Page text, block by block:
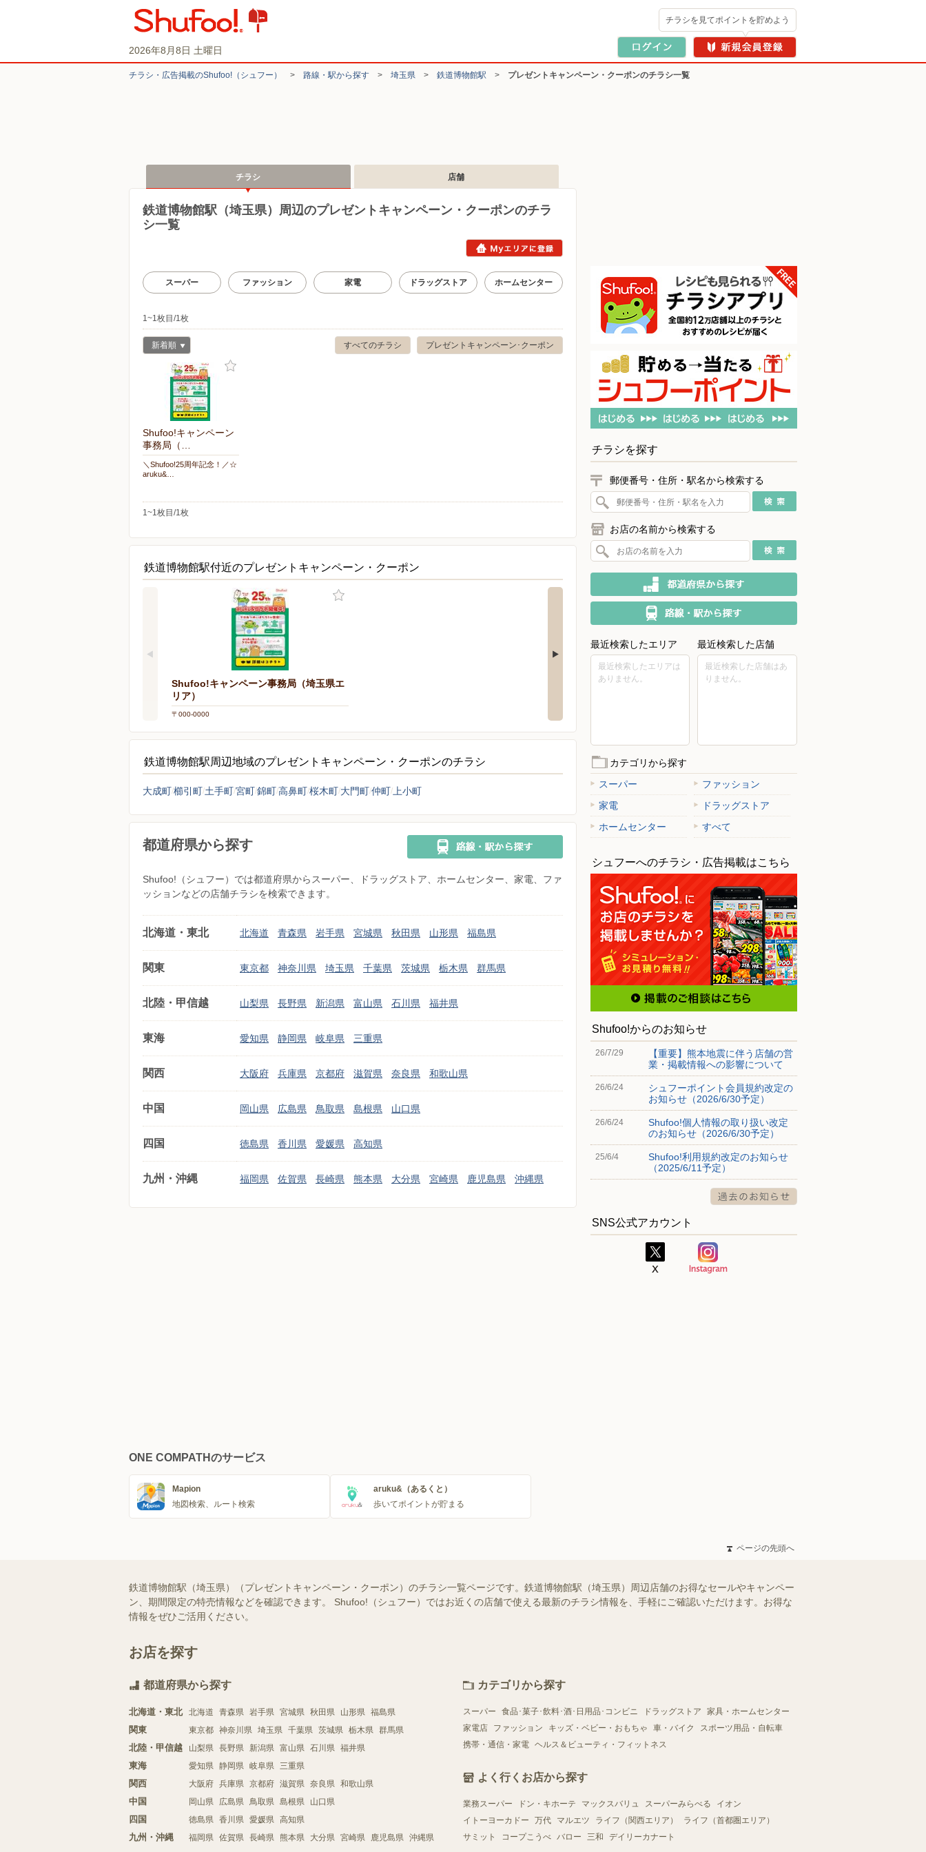
2026年8月8日 土曜日
チラシを見てポイントを貯めよう
チラシ・​広告掲載の​Shufoo!​（シュフー） > 路線・駅から探す > 埼玉県 > 鉄道博物館駅 > プレゼントキャンペーン・クーポンのチラシ一覧
チラシ 店舗
鉄道博物館駅（埼玉県）周辺のプレゼントキャンペーン・クーポンのチラ
シ一覧
スーパー ファッション 家電 ドラッグストア ホームセンター
1~1枚目/1枚
プレゼントキャンペーン･クーポン
すべてのチラシ
新着順
Shufoo!キャンペーン
事務局（…
＼Shufoo!25周年記念！／☆
aruku&…
1~1枚目/1枚
鉄道博物館駅付近のプレゼントキャンペーン・クーポン
Shufoo!キャンペーン事務局（埼玉県エ
リア）
〒000-0000
鉄道博物館駅周辺地域のプレゼントキャンペーン・クーポンのチラシ
大成町櫛引町 土手町宮町錦町高鼻町桜木町 大門町仲町 上小町
都道府県から探す
Shufoo!（シュフー）では都道府県からスーパー、ドラッグストア、ホームセンター、家電、ファ
ッションなどの店舗チラシを検索できます。
北海道・東北 北海道 青森県 岩手県 宮城県 秋田県 山形県 福島県
関東 東京都 神奈川県 埼玉県 千葉県 茨城県 栃木県 群馬県
北陸・甲信越 山梨県 長野県 新潟県 富山県 石川県 福井県
東海 愛知県 静岡県 岐阜県 三重県
関西 大阪府 兵庫県 京都府 滋賀県 奈良県 和歌山県
中国 岡山県 広島県 鳥取県 島根県 山口県
四国 徳島県 香川県 愛媛県 高知県
九州・沖縄 福岡県 佐賀県 長崎県 熊本県 大分県 宮崎県 鹿児島県 沖縄県
チラシを探す
郵便番号・住所・駅名から検索する
お店の名前から検索する
最近検索したエリア
最近検索したエリアは
ありません。
最近検索した店舗
最近検索した店舗はあ
りません。
カテゴリから探す
スーパー
ファッション
家電
ドラッグストア
ホームセンター
すべて
シュフーへのチラシ・広告掲載はこちら
Shufoo!からのお知らせ
26/7/29
【重要】熊本地震に伴う店舗の営
業・掲載情報への影響について
26/6/24
シュフーポイント会員規約改定の
お知らせ（2026/6/30予定）
26/6/24
Shufoo!個人情報の取り扱い改定
のお知らせ（2026/6/30予定）
25/6/4
Shufoo!利用規約改定のお知らせ
（2025/6/11予定）
SNS公式アカウント
ONE COMPATHのサービス
Mapion
地図検索、ルート検索
aruku&（あるくと）
歩いてポイントが貯まる
ページの先頭へ
鉄道博物館駅（埼玉県）（プレゼントキャンペーン・クーポン）のチラシ一覧ページです。鉄道博物館駅（埼玉県）周辺店舗のお得なセールやキャンペー
ン、期間限定の特売情報などを確認できます。 Shufoo!（シュフー）ではお近くの店舗で使える最新のチラシ情報を、手軽にご確認いただけます。お得な
情報をぜひご活用ください。
お店を探す
都道府県から探す
北海道・東北 北海道 青森県 岩手県 宮城県 秋田県 山形県 福島県
関東 東京都 神奈川県 埼玉県 千葉県 茨城県 栃木県 群馬県
北陸・甲信越 山梨県 長野県 新潟県 富山県 石川県 福井県
東海 愛知県 静岡県 岐阜県 三重県
関西 大阪府 兵庫県 京都府 滋賀県 奈良県 和歌山県
中国 岡山県 広島県 鳥取県 島根県 山口県
四国 徳島県 香川県 愛媛県 高知県
九州・沖縄 福岡県 佐賀県 長崎県 熊本県 大分県 宮崎県 鹿児島県 沖縄県
カテゴリから探す
スーパー 食品･菓子･飲料･酒･日用品･コンビニ ドラッグストア
家具・ホームセンター
家電店
ファッション キッズ・ベビー・おもちゃ 車・バイク
スポーツ用品・自転車
携帯・通信・家電 ヘルス＆ビューティ・フィットネス
よく行くお店から探す
業務スーパー ドン・キホーテ マックスバリュ スーパーみらべる
イオン
イトーヨーカドー
万代 マルエツ ライフ（関西エリア）
ライフ（首都圏エリア）
サミット
コープこうべ バロー 三和 デイリーカナート